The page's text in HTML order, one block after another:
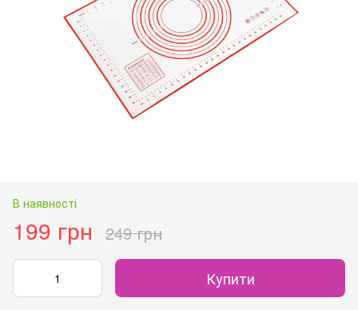
В наявності
199 грн 249 грн
Купити